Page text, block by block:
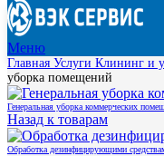
Меню
Главная Услуги Клининг и
уборка помещений
Генеральная уборка коммерческих
Назад к товарам
Обработка дезинфицирующими